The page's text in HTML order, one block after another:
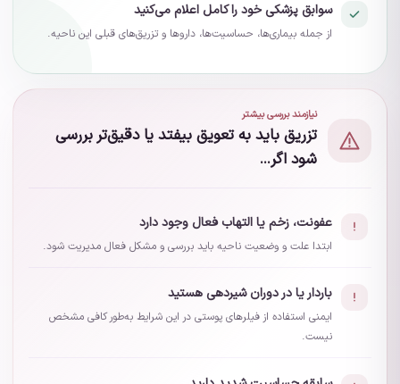
سوابق پزشکی خود را کامل اعلام می‌کنید
از جمله بیماری‌ها، حساسیت‌ها، داروها و تزریق‌های قبلی این ناحیه.
نیازمند بررسی بیشتر
تزریق باید به تعویق بیفتد یا دقیق‌تر بررسی
شود اگر...
عفونت، زخم یا التهاب فعال وجود دارد
ابتدا علت و وضعیت ناحیه باید بررسی و مشکل فعال مدیریت شود.
باردار یا در دوران شیردهی هستید
ایمنی استفاده از فیلرهای پوستی در این شرایط به‌طور کافی مشخص
نیست.